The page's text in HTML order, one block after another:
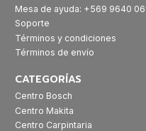
Mesa de ayuda: +569 9640
Soporte
Términos y condiciones
Términos de envío
CATEGORÍAS
Centro Bosch
Centro Makita
Centro Carpintaria